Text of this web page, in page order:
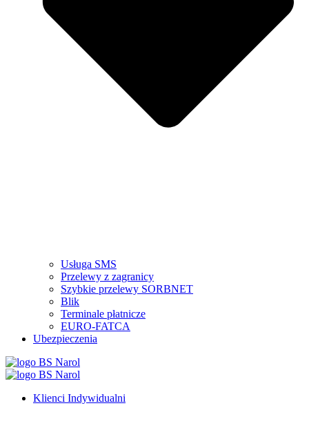
Usługa SMS
Przelewy z zagranicy
Szybkie przelewy SORBNET
Blik
Terminale płatnicze
EURO-FATCA
Ubezpieczenia
Klienci Indywidualni